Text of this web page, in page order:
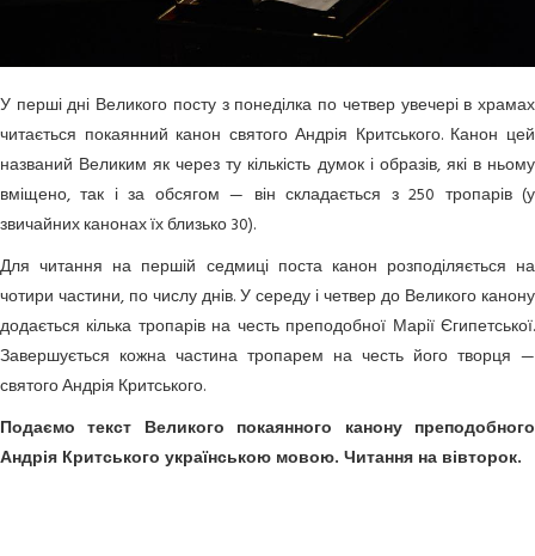
У перші дні Великого посту з понеділка по четвер увечері в храмах
читається покаянний канон святого Андрія Критського. Канон цей
названий Великим як через ту кількість думок і образів, які в ньому
вміщено, так і за обсягом — він складається з 250 тропарів (у
звичайних канонах їх близько 30).
Для читання на першій седмиці поста канон розподіляється на
чотири частини, по числу днів. У середу і четвер до Великого канону
додається кілька тропарів на честь преподобної Марії Єгипетської.
Завершується кожна частина тропарем на честь його творця —
святого Андрія Критського.
Подаємо текст Великого покаянного канону преподобного
Андрія Критського українською мовою. Читання на вівторок.